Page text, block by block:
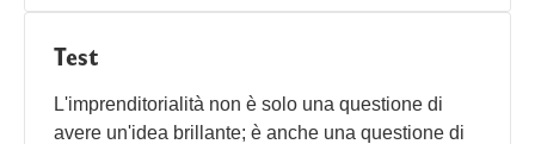
Test
L'imprenditorialità non è solo una questione di
avere un'idea brillante; è anche una questione di